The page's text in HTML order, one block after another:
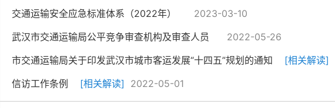
交通运输安全应急标准体系（2022年）
2023-03-10
武汉市交通运输局公平竞争审查机构及审查人员
2022-05-26
市交通运输局关于印发武汉市城市客运发展“十四五”规划的通知
[相关解读]
信访工作条例
[相关解读] 2022-05-01